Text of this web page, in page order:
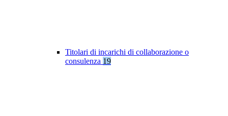
Titolari di incarichi di collaborazione o
consulenza 19